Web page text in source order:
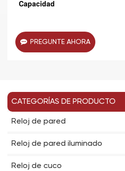
Capacidad
PREGUNTE AHORA
CATEGORÍAS DE PRODUCTO
Reloj de pared
Reloj de pared iluminado
Reloj de cuco